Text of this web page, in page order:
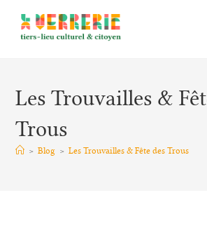
content
Les Trouvailles &
Trous
> Blog > Les Trouvailles & Fête des Trous